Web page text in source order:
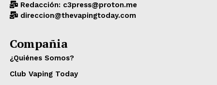
Redacción: c3press@proton.me
direccion@thevapingtoday.com
Compañia
¿Quiénes Somos?
Club Vaping Today